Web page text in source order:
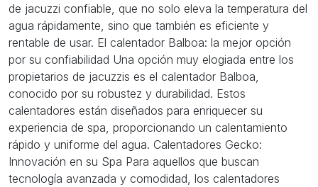
de jacuzzi confiable, que no solo eleva la temperatura del
agua rápidamente, sino que también es eficiente y
rentable de usar. El calentador Balboa: la mejor opción
por su confiabilidad Una opción muy elogiada entre los
propietarios de jacuzzis es el calentador Balboa,
conocido por su robustez y durabilidad. Estos
calentadores están diseñados para enriquecer su
experiencia de spa, proporcionando un calentamiento
rápido y uniforme del agua. Calentadores Gecko:
Innovación en su Spa Para aquellos que buscan
tecnología avanzada y comodidad, los calentadores